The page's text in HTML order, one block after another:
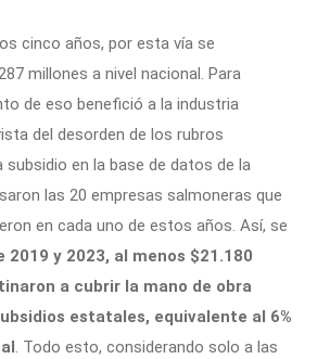
cinco años, por esta vía se
millones a nivel nacional. Para
de eso benefició a la industria
del desorden de los rubros
subsidio en la base de datos de la
las 20 empresas salmoneras que
en cada uno de estos años. Así, se
2019 y 2023, al menos $21.180
a cubrir la mano de obra
estatales, equivalente al 6%
. Todo esto, considerando solo a las